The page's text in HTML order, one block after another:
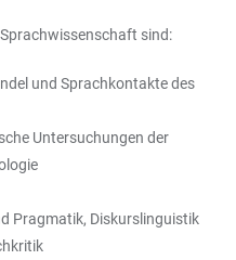
sind:
und Sprachkontakte des
Untersuchungen der
Pragmatik, Diskurslinguistik